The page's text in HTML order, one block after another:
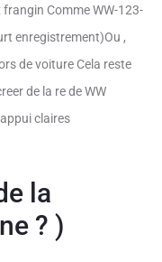
Comme WW-123-
enregistrement)Ou ,
de voiture Cela reste
de la re de WW
claires
la
? )